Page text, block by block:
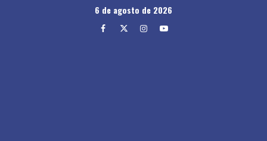
6 de agosto de 2026
Facebook
TwitterInstagram
Youtube